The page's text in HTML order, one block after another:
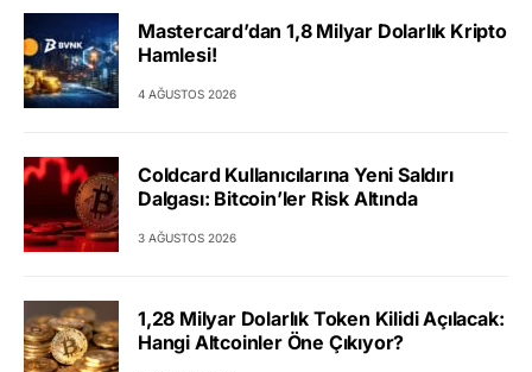
Mastercard’dan 1,8 Milyar Dolarlık Kripto
Hamlesi!
4 AĞUSTOS 2026
Coldcard Kullanıcılarına Yeni Saldırı
Dalgası: Bitcoin’ler Risk Altında
3 AĞUSTOS 2026
1,28 Milyar Dolarlık Token Kilidi Açılacak:
Hangi Altcoinler Öne Çıkıyor?